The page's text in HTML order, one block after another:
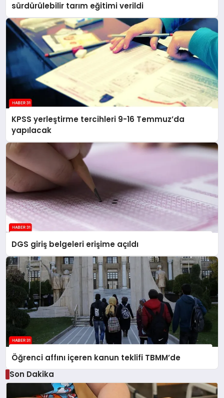
sürdürülebilir tarım eğitimi verildi
KPSS yerleştirme tercihleri 9-16 Temmuz’da
yapılacak
DGS giriş belgeleri erişime açıldı
Öğrenci affını içeren kanun teklifi TBMM’de
Son Dakika